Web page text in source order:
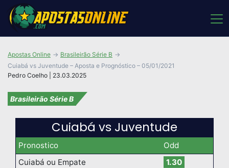
Pedro Coelho | 23.03.2025
Apostas Online
Brasileirão Série B
Cuiabá vs Juventude – Aposta e Prognóstico – 05/01/2021
Brasileirão Série B
Cuiabá vs Juventude
Pronostico
Odd
Cuiabá ou Empate
1.30